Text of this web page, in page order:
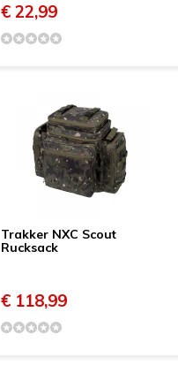
€ 22,99
Trakker NXC Scout
Rucksack
€ 118,99